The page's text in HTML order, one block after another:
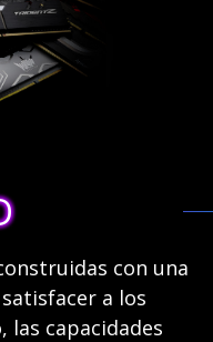
con una
a los
las capacidades